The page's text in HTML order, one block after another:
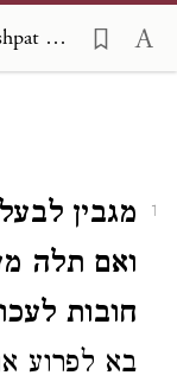
Shulchan Arukh, Choshen Mishpat 101
1
מגבין
ואם תלה
חובות
בא לפרוע